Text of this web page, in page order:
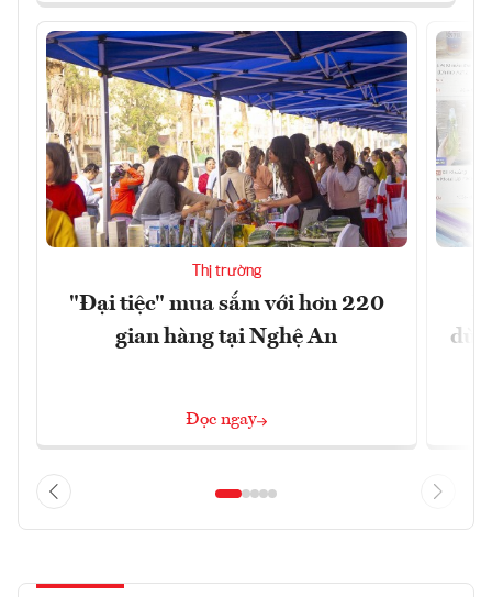
Thị trường
"Đại tiệc" mua sắm với hơn 220
gian hàng tại Nghệ An
Đọc ngay